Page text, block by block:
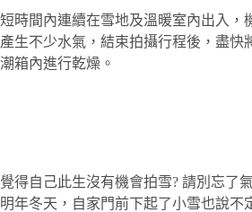
短時間內連續在雪地及溫暖室內出入，
產生不少水氣，結束拍攝行程後，盡快
潮箱內進行乾燥。
覺得自己此生沒有機會拍雪? 請別忘了
明年冬天，自家門前下起了小雪也說不